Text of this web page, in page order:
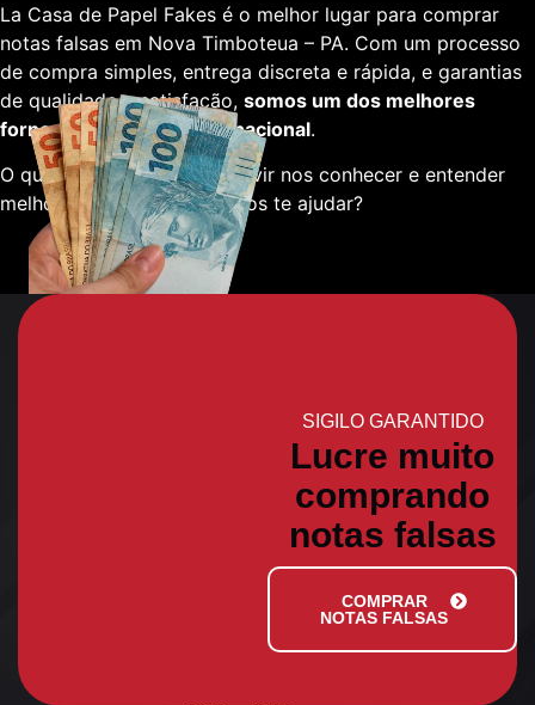
La Casa de Papel Fakes é o melhor lugar para comprar
notas falsas em Nova Timboteua – PA. Com um processo
de compra simples, entrega discreta e rápida, e garantias
de qualidade e satisfação, somos um dos melhores
fornecedores em escala nacional.
O que está esperando para vir nos conhecer e entender
melhor sobre como podemos te ajudar?
SIGILO GARANTIDO
Lucre muito
comprando
notas falsas
COMPRAR
NOTAS FALSAS